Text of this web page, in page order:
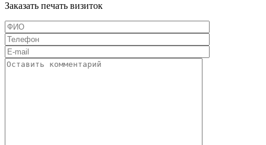
Заказать печать визиток